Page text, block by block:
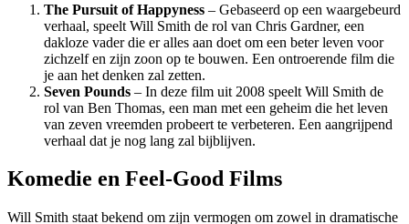
The Pursuit of Happyness – Gebaseerd op een waargebeurd
verhaal, speelt Will Smith de rol van Chris Gardner, een
dakloze vader die er alles aan doet om een beter leven voor
zichzelf en zijn zoon op te bouwen. Een ontroerende film die
je aan het denken zal zetten.
Seven Pounds – In deze film uit 2008 speelt Will Smith de
rol van Ben Thomas, een man met een geheim die het leven
van zeven vreemden probeert te verbeteren. Een aangrijpend
verhaal dat je nog lang zal bijblijven.
Komedie en Feel-Good Films
Will Smith staat bekend om zijn vermogen om zowel in dramatische